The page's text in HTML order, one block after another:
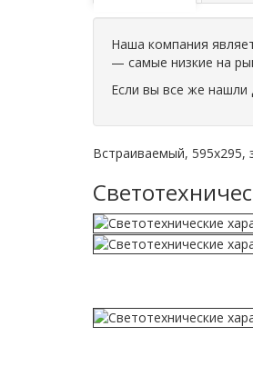
Наша компания
— самые низкие на
Если вы все же нашли
Встраиваемый, 595х295,